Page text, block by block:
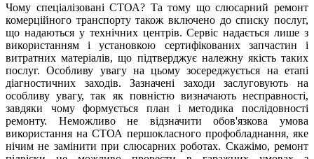
Чому спеціалізовані СТОА? Та тому що слюсарний ремонт
комерційного транспорту також включено до списку послуг,
що надаються у технічних центрів. Сервіс надається лише з
використанням і установкою сертифікованих запчастин і
витратних матеріалів, що підтверджує належну якість таких
послуг. Особливу увагу на цьому зосереджується на етапі
діагностичних заходів. Зазначені заходи заслуговують на
особливу увагу, так як повністю визначають несправності,
завдяки чому формується план і методика послідовності
ремонту. Неможливо не відзначити обов'язкова умова
використання на СТОА першокласного профобладнання, яке
нічим не замінити при слюсарних роботах. Скажімо, ремонт